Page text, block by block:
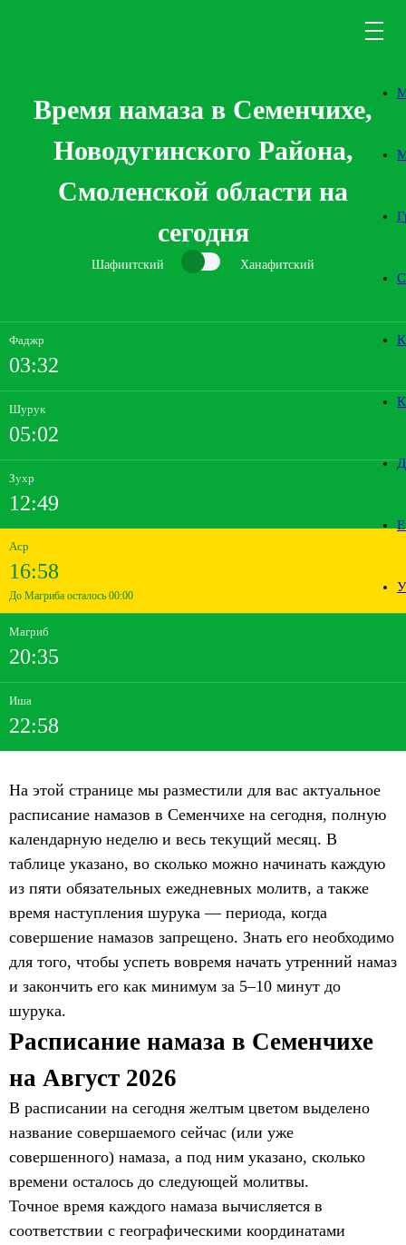
Время намаза в Семенчихе,
Новодугинского Района,
Смоленской области на
сегодня
Шафиитский Ханафитский
Фаджр
03:32
Шурук
05:02
Зухр
12:49
Аср
16:58
До Магриба осталось 00:00
Магриб
20:35
Иша
22:58
На этой странице мы разместили для вас актуальное
расписание намазов в Семенчихе на сегодня, полную
календарную неделю и весь текущий месяц. В
таблице указано, во сколько можно начинать каждую
из пяти обязательных ежедневных молитв, а также
время наступления шурука — периода, когда
совершение намазов запрещено. Знать его необходимо
для того, чтобы успеть вовремя начать утренний намаз
и закончить его как минимум за 5–10 минут до
шурука.
Расписание намаза в Семенчихе
на Август 2026
В расписании на сегодня желтым цветом выделено
название совершаемого сейчас (или уже
совершенного) намаза, а под ним указано, сколько
времени осталось до следующей молитвы.
Точное время каждого намаза вычисляется в
соответствии с географическими координатами